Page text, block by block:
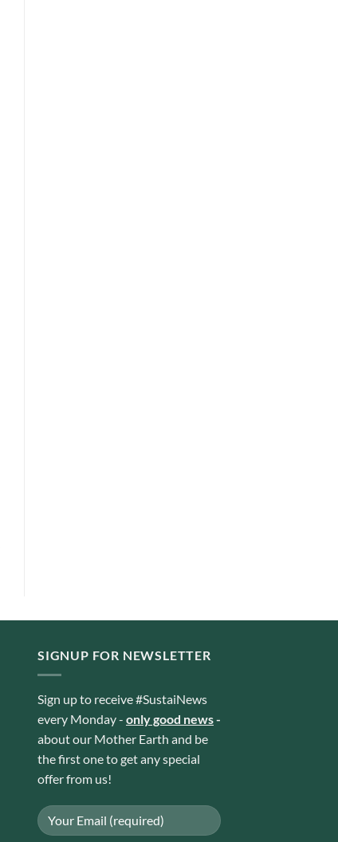
SIGNUP FOR NEWSLETTER
Sign up to receive #SustaiNews
every Monday - only good news-
about our Mother Earth and be
the first one to get any special
offer from us!